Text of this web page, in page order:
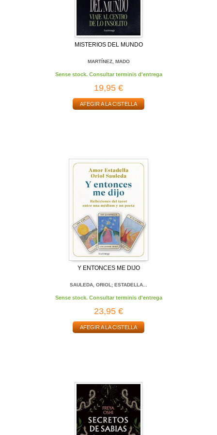
MISTERIOS DEL MUNDO
MARTÍNEZ, MADO
Sense stock. Consultar terminis d'entrega
19,95 €
AFEGIR A LA CISTELLA
Y ENTONCES ME DIJO
SAULEDA, ORIOL; ESTADELLA...
Sense stock. Consultar terminis d'entrega
23,95 €
AFEGIR A LA CISTELLA